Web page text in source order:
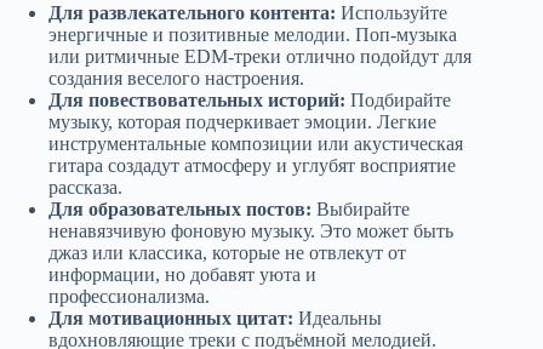
Для развлекательного контента: Используйте
энергичные и позитивные мелодии. Поп-музыка
или ритмичные EDM-треки отлично подойдут для
создания веселого настроения.
Для повествовательных историй: Подбирайте
музыку, которая подчеркивает эмоции. Легкие
инструментальные композиции или акустическая
гитара создадут атмосферу и углубят восприятие
рассказа.
Для образовательных постов: Выбирайте
ненавязчивую фоновую музыку. Это может быть
джаз или классика, которые не отвлекут от
информации, но добавят уюта и
профессионализма.
Для мотивационных цитат: Идеальны
вдохновляющие треки с подъёмной мелодией.